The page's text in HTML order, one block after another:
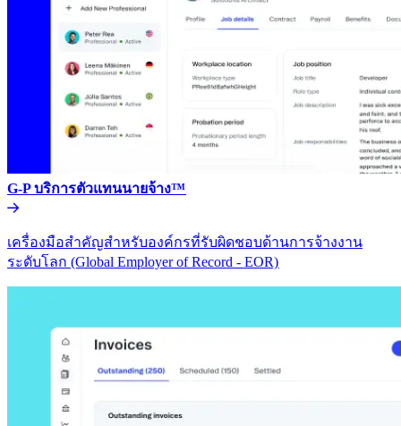
G-P บริการตัวแทนนายจ้าง™​​
เครื่องมือสำคัญสำหรับองค์กรที่รับผิดชอบด้านการจ้างงาน
ระดับโลก (Global Employer of Record - EOR)​​